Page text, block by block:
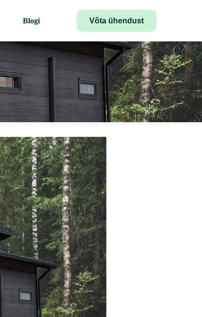
Blogi Võta ühendust